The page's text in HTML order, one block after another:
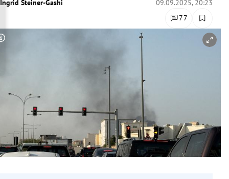
Untermenü
Untermenü
Untermenü
Untermenü
Untermenü
Ingrid Steiner-Gashi
09.09.2025, 20:23
77
Copyright-Hinweis öffnen/schließen